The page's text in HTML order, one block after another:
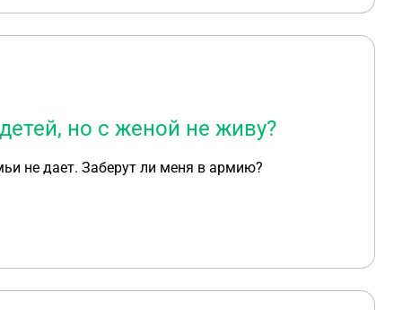
но с женой не живу?
не дает. Заберут ли меня в армию?